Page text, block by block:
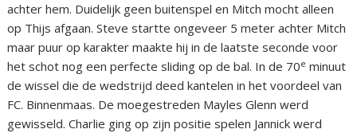
achter hem. Duidelijk geen buitenspel en Mitch mocht alleen
op Thijs afgaan. Steve startte ongeveer 5 meter achter Mitch
maar puur op karakter maakte hij in de laatste seconde voor
het schot nog een perfecte sliding op de bal. In de 70e minuut
de wissel die de wedstrijd deed kantelen in het voordeel van
FC. Binnenmaas. De moegestreden Mayles Glenn werd
gewisseld. Charlie ging op zijn positie spelen Jannick werd